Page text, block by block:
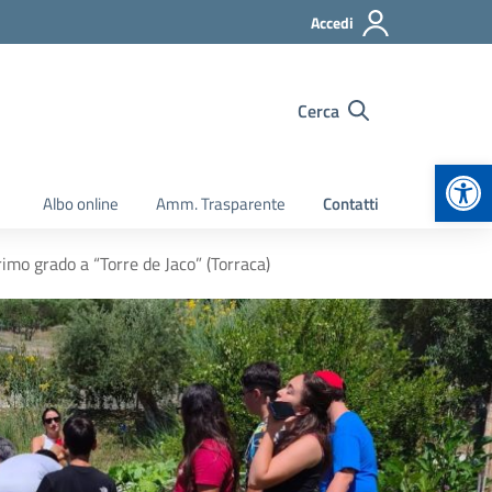
Accedi
Cerca
Albo online Amm. Trasparente Contatti
grado a “Torre de Jaco” (Torraca)